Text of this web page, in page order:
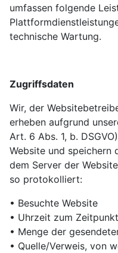
umfassen folgende
technische Wartung.
Zugriffsdaten
Wir, der
erheben aufgrund
Art. 6 Abs. 1, b.
Website und speichern
dem Server der
so protokolliert:
• Besuchte Website
• Uhrzeit zum
• Menge der
• Quelle/Verweis, von